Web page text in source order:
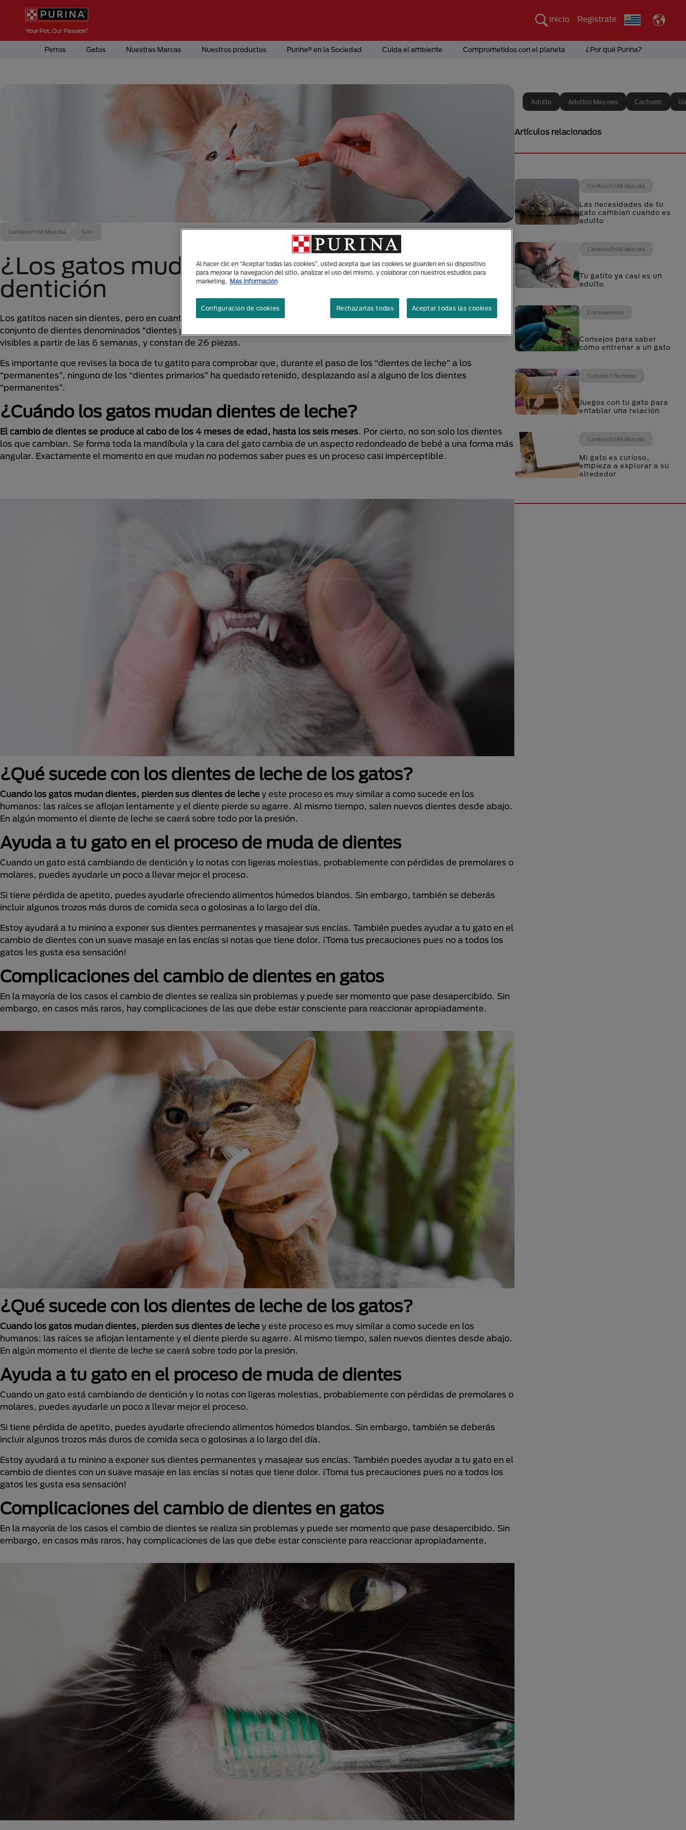
Pasar al contenido principal
Menú Secundario Purina
Inicio Regístrate
Menú Principal Purina
Perros Gatos Nuestras Marcas Nuestros productos Purina® en la Sociedad Cuida el ambiente Comprometidos con el planeta ¿Por qué Purina?
Cambios En Mi Mascota Gato
¿Los gatos mudan dientes? Tips para su
dentición
Los gatitos nacen sin dientes, pero en cuanto dejan de mamar (hacia las 3 semanas de vida) comienzan a desarrollar un
conjunto de dientes denominados “dientes primarios o dientes de leche”. Los “dientes primarios o de leche” son totalmente
visibles a partir de las 6 semanas, y constan de 26 piezas.
Es importante que revises la boca de tu gatito para comprobar que, durante el paso de los “dientes de leche” a los
“permanentes”, ninguno de los “dientes primarios” ha quedado retenido, desplazando así a alguno de los dientes
“permanentes”.
¿Cuándo los gatos mudan dientes de leche?
El cambio de dientes se produce al cabo de los 4 meses de edad, hasta los seis meses. Por cierto, no son solo los dientes
los que cambian. Se forma toda la mandíbula y la cara del gato cambia de un aspecto redondeado de bebé a una forma más
angular. Exactamente el momento en que mudan no podemos saber pues es un proceso casi imperceptible.
¿Qué sucede con los dientes de leche de los gatos?
Cuando los gatos mudan dientes, pierden sus dientes de leche y este proceso es muy similar a como sucede en los
humanos: las raíces se aflojan lentamente y el diente pierde su agarre. Al mismo tiempo, salen nuevos dientes desde abajo.
En algún momento el diente de leche se caerá sobre todo por la presión.
Ayuda a tu gato en el proceso de muda de dientes
Cuando un gato está cambiando de dentición y lo notas con ligeras molestias, probablemente con pérdidas de premolares o
molares, puedes ayudarle un poco a llevar mejor el proceso.
Si tiene pérdida de apetito, puedes ayudarle ofreciendo alimentos húmedos blandos. Sin embargo, también se deberás
incluir algunos trozos más duros de comida seca o golosinas a lo largo del día.
Estoy ayudará a tu minino a exponer sus dientes permanentes y masajear sus encías. También puedes ayudar a tu gato en el
cambio de dientes con un suave masaje en las encías si notas que tiene dolor. ¡Toma tus precauciones pues no a todos los
gatos les gusta esa sensación!
Complicaciones del cambio de dientes en gatos
En la mayoría de los casos el cambio de dientes se realiza sin problemas y puede ser momento que pase desapercibido. Sin
embargo, en casos más raros, hay complicaciones de las que debe estar consciente para reaccionar apropiadamente.
¿Qué sucede con los dientes de leche de los gatos?
Cuando los gatos mudan dientes, pierden sus dientes de leche y este proceso es muy similar a como sucede en los
humanos: las raíces se aflojan lentamente y el diente pierde su agarre. Al mismo tiempo, salen nuevos dientes desde abajo.
En algún momento el diente de leche se caerá sobre todo por la presión.
Ayuda a tu gato en el proceso de muda de dientes
Cuando un gato está cambiando de dentición y lo notas con ligeras molestias, probablemente con pérdidas de premolares o
molares, puedes ayudarle un poco a llevar mejor el proceso.
Si tiene pérdida de apetito, puedes ayudarle ofreciendo alimentos húmedos blandos. Sin embargo, también se deberás
incluir algunos trozos más duros de comida seca o golosinas a lo largo del día.
Estoy ayudará a tu minino a exponer sus dientes permanentes y masajear sus encías. También puedes ayudar a tu gato en el
cambio de dientes con un suave masaje en las encías si notas que tiene dolor. ¡Toma tus precauciones pues no a todos los
gatos les gusta esa sensación!
Complicaciones del cambio de dientes en gatos
En la mayoría de los casos el cambio de dientes se realiza sin problemas y puede ser momento que pase desapercibido. Sin
embargo, en casos más raros, hay complicaciones de las que debe estar consciente para reaccionar apropiadamente.
Adulto Adultos Mayores Cachorro
Artículos relacionados
Cambios En Mi Mascota
Las necesidades de tu
gato cambian cuando es
adulto
Cambios En Mi Mascota
Tu gatito ya casi es un
adulto
Entrenamiento
Consejos para saber
cómo entrenar a un gato
Cuidado Y Bienestar
Juegos con tu gato para
entablar una relación
Cambios En Mi Mascota
Mi gato es curioso,
empieza a explorar a su
alrededor
Al hacer clic en “Aceptar todas las cookies”, usted acepta que las cookies se guarden en su dispositivo
para mejorar la navegación del sitio, analizar el uso del mismo, y colaborar con nuestros estudios para
marketing. Más información
Rechazarlas todas Aceptar todas las cookies
Configuración de cookies